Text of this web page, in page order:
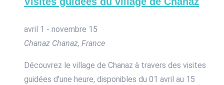
avril 1 - novembre 15
Chanaz Chanaz, France
Découvrez le village de Chanaz à travers des visites
guidées d'une heure, disponibles du 01 avril au 15